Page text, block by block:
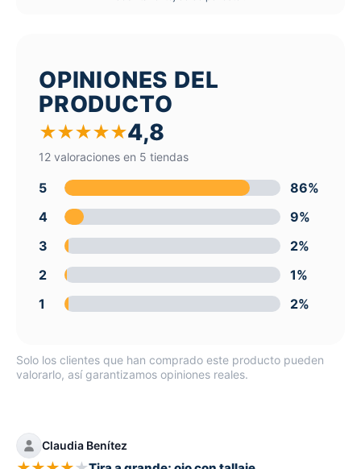
OPINIONES DEL
PRODUCTO
★★★★★4,8
12 valoraciones en 5 tiendas
5
86%
4
9%
3
2%
2
1%
1
2%
Solo los clientes que han comprado este producto pueden
valorarlo, así garantizamos opiniones reales.
Claudia Benítez